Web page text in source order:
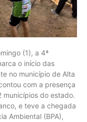
(1), a 4ª
o início das
no município de Alta
com a presença
municípios do estado.
e teve a chegada
Ambiental (BPA),